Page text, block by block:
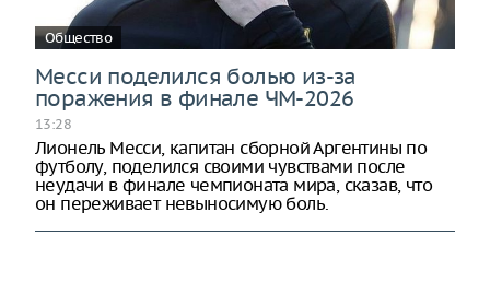
Общество
Месси поделился болью из-за
поражения в финале ЧМ-2026
13:28
Лионель Месси, капитан сборной Аргентины по
футболу, поделился своими чувствами после
неудачи в финале чемпионата мира, сказав, что
он переживает невыносимую боль.